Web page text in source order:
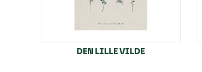
DEN LILLE VILDE